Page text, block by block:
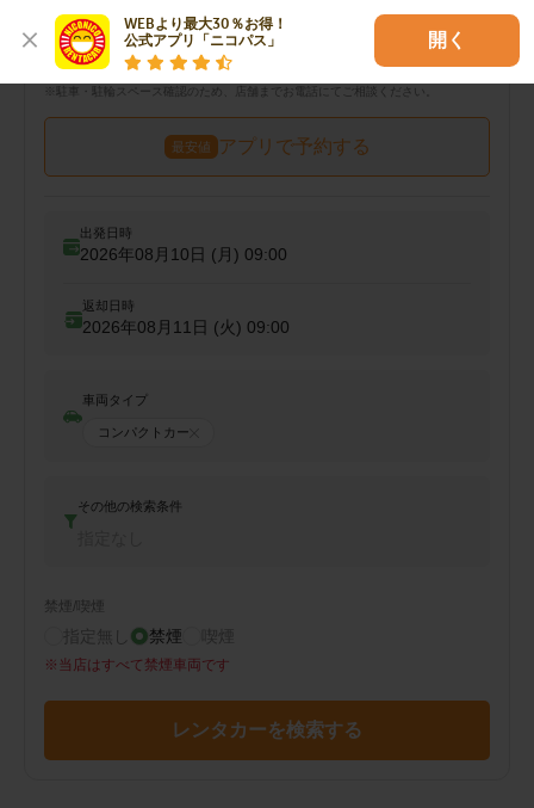
WEBより最大30％お得！
公式アプリ「ニコパス」
開く
ガソスタ併設 ETCレンタル カーナビ無料
車両預かり※
※ 駐車・駐輪 スペース確認のため、店舗までお電話にてご相談ください。
最安値 アプリで予約する
出発日時
2026年08月10日 (月) 09:00
返却日時
2026年08月11日 (火) 09:00
車両タイプ
コンパクトカー
その他の検索条件
禁煙/喫煙
指定無し 禁煙 喫煙
※ 当店はすべて禁煙車両です
レンタカーを検索する